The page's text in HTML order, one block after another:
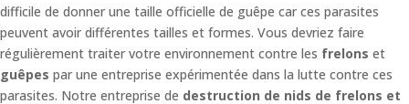
difficile de donner une taille officielle de guêpe car ces parasites
peuvent avoir différentes tailles et formes. Vous devriez faire
régulièrement traiter votre environnement contre les frelons et
guêpes par une entreprise expérimentée dans la lutte contre ces
parasites. Notre entreprise de destruction de nids de frelons et